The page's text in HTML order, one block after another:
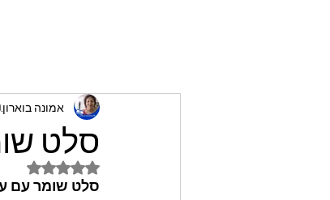
סלט
אמונה בוארון
דירוג של NaN מתוך 5 כוכבים
סלט שומר עם